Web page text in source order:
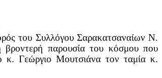
του Συλλόγου Σαρακατσαναίων Ν.
παρουσία του κόσμου που
κ. Γεώργιο Μουτσιάνα τον ταμία κ.